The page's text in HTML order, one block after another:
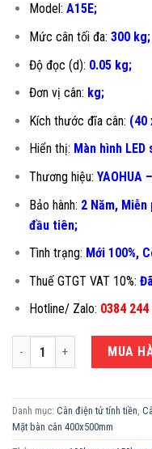
Model: A15E;
Mức cân tối đa: 300 kg;
Độ đọc (d): 0.05 kg;
Đơn vị cân: kg;
Kích thước đĩa cân: (40
Hiển thị: Màn hình LED
Thương hiệu: YAOHUA
Bảo hành: 2 Năm,
đầu tiên;
Tình trạng: Mới 100%,
Thuế GTGT VAT 10%:
Hotline/ Zalo: 0384
CÂN TÍNH TIỀN 300KGMUA
Danh mục: Cân điện tử tính tiền,
Mặt bàn cân 400x500mm